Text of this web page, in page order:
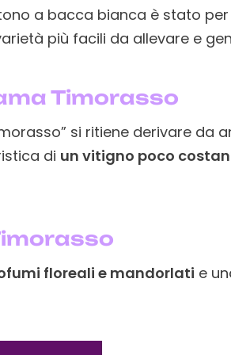
a bacca bianca è stato per
più facili da allevare e
Timorasso
si ritiene derivare
di un vitigno poco
floreali e mandorlati e